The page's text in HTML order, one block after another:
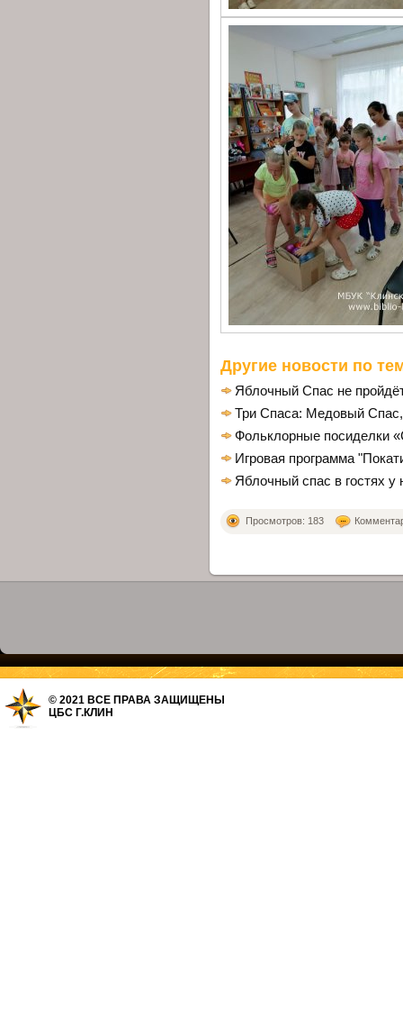
Другие новости по
Яблочный Спас не
Три Спаса: Медовый
Фольклорные посиделки
Игровая программа
Яблочный спас в гостях у
Просмотров: 183
© 2021 ВСЕ ПРАВА ЗАЩИЩЕНЫ
ЦБС Г.КЛИН